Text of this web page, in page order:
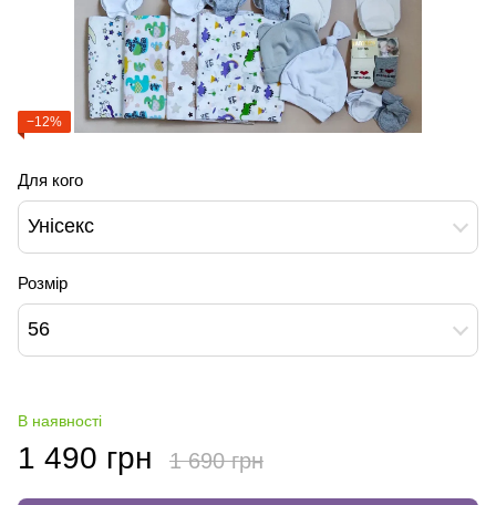
−12%
Для кого
Унісекс
Розмір
56
В наявності
1 490 грн 1 690 грн